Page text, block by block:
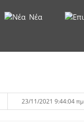
Νέα
23/11/2021 9:44:04 πμ